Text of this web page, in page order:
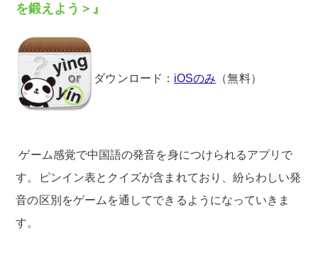
を鍛えよう＞』
ダウンロード： iOSのみ （無料）
ゲーム感覚で中国語の発音を身につけられるアプリで
す。ピンイン表とクイズが含まれており、紛らわしい発
音の区別をゲームを通してできるようになっていきま
す。